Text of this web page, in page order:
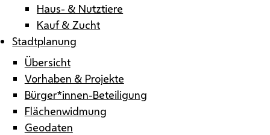
Haus- & Nutztiere
Kauf & Zucht
Stadtplanung
Übersicht
Vorhaben & Projekte
Bürger*innen-Beteiligung
Flächenwidmung
Geodaten